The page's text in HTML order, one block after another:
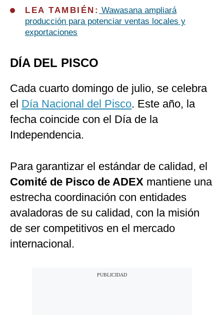
LEA TAMBIÉN: Wawasana ampliará
producción para potenciar ventas locales y
exportaciones
DÍA DEL PISCO
Cada cuarto domingo de julio, se celebra
el Día Nacional del Pisco. Este año, la
fecha coincide con el Día de la
Independencia.
Para garantizar el estándar de calidad, el
Comité de Pisco de ADEX mantiene una
estrecha coordinación con entidades
avaladoras de su calidad, con la misión
de ser competitivos en el mercado
internacional.